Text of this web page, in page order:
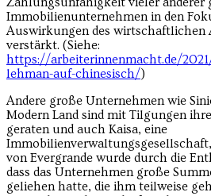
Immobilienunternehmen in den
Auswirkungen des wirtschaftlichen
verstärkt. (Siehe:
https://arbeiterinnenmacht.de/
lehman-auf-chinesisch/)
Andere große Unternehmen wie
Modern Land sind mit Tilgungen
geraten und auch Kaisa, eine
von Evergrande wurde durch die
dass das Unternehmen große
geliehen hatte, die ihm teilweise